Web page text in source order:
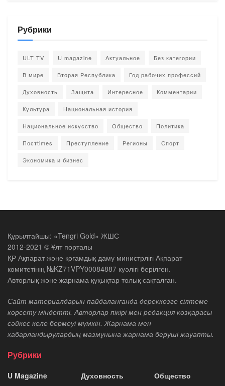
Рубрики
ULT TV U magazine Актуальное Без категории
В мире Вторая Республика Год рабочих профессий
Духовность Защита Интересное Комментарии
Культура Национальная история
Национальное искусство Общество Политика
Постtimes Преступление Регионы Спорт
Экономика и бизнес
Құрылтайшы: «Tengri Gold» ЖШС
2012-2021 © Ұлт порталы
ҚР Ақпарат және қоғамдық даму министрлігі Ақпарат
комитетінің №KZ71VPY00084887 куәлігі берілген.
Авторлық және жарнама құқықтар толық сақталған.
Сайт материалдарын пайдаланғанда дереккөзге сілтеме
көрсету міндетті. Авторлар пікірі мен редакция көзқарасы
сәйкес келе бермеуі мүмкін. Жарнама мен
хабарландырулардың мазмұнына жарнама беруші жауапты.
Рубрики
U Magazine
Духовность
Общество